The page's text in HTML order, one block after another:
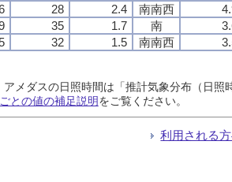
28 2.4 南南西
35 1.7 南
32 1.5 南南西
メダスの日照時間は「推計気象分布（日
との値の補足説明をご覧ください。
利用される